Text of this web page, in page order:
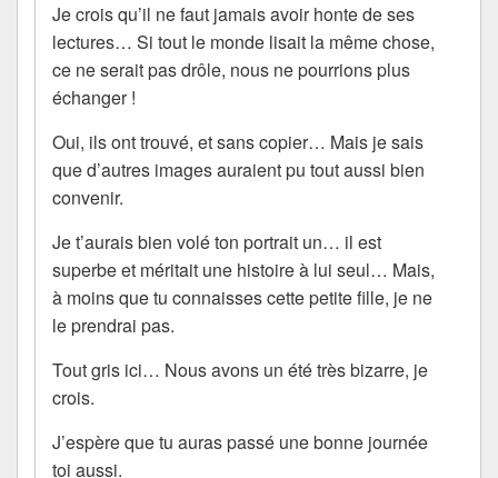
Je crois qu’il ne faut jamais avoir honte de ses
lectures… Si tout le monde lisait la même chose,
ce ne serait pas drôle, nous ne pourrions plus
échanger !
Oui, ils ont trouvé, et sans copier… Mais je sais
que d’autres images auraient pu tout aussi bien
convenir.
Je t’aurais bien volé ton portrait un… il est
superbe et méritait une histoire à lui seul… Mais,
à moins que tu connaisses cette petite fille, je ne
le prendrai pas.
Tout gris ici… Nous avons un été très bizarre, je
crois.
J’espère que tu auras passé une bonne journée
toi aussi.